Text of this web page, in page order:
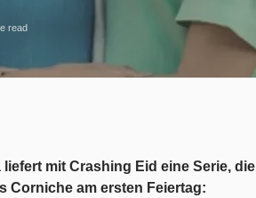
read
mit Crashing Eid eine Serie, die
Corniche am ersten Feiertag: